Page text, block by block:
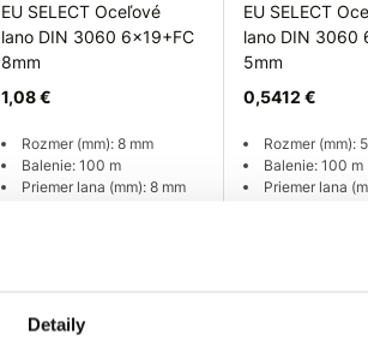
Detaily
EU SELECT Oceľové
lano DIN 3060 6x19+FC
8mm
1,08 €
Rozmer (mm): 8 mm
Balenie: 100 m
Priemer lana (mm): 8 mm
Do košíka
EU SELECT
lano DIN 3060
5mm
0,5412 €
Rozmer (mm):
Balenie: 100 m
Priemer lana
Do